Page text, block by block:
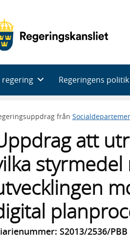
regering Regeringens
från
att
S2013/2536/PBB